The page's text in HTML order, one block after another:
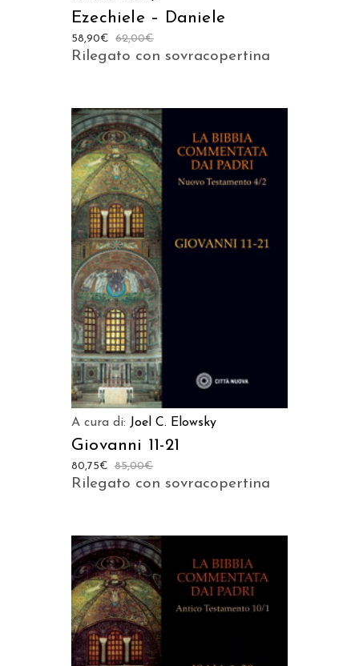
Ezechiele – Daniele
62,00€
58,90€
Rilegato con sovracopertina
AGGIUNGI AL CARRELLO
A cura di: Joel C. Elowsky
Giovanni 11-21
85,00€
80,75€
Rilegato con sovracopertina